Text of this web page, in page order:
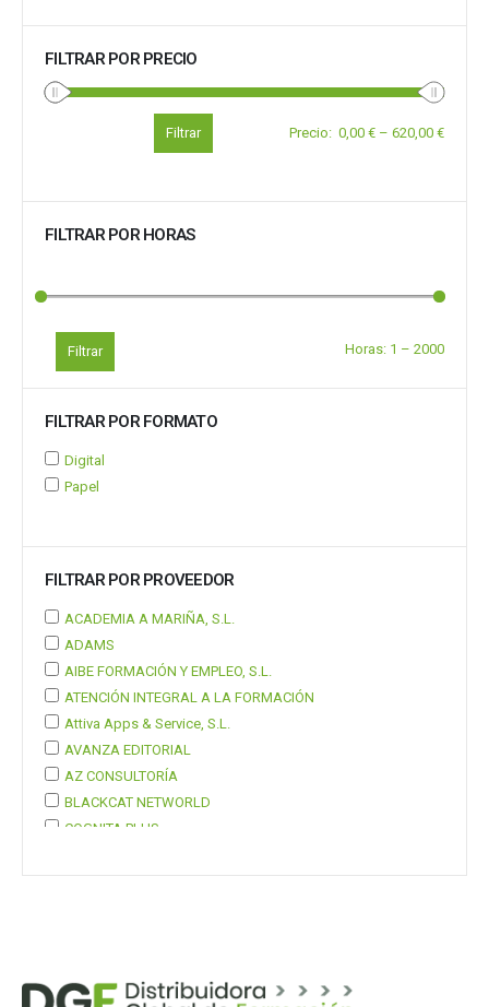
FILTRAR POR PRECIO
Filtrar Precio: 0,00 € – 620,00 €
FILTRAR POR HORAS
Filtrar Horas: 1 – 2000
FILTRAR POR FORMATO
Digital
Papel
FILTRAR POR PROVEEDOR
ACADEMIA A MARIÑA, S.L.
ADAMS
AIBE FORMACIÓN Y EMPLEO, S.L.
ATENCIÓN INTEGRAL A LA FORMACIÓN
Attiva Apps & Service, S.L.
AVANZA EDITORIAL
AZ CONSULTORÍA
BLACKCAT NETWORLD
COGNITA PLUS
Mostrar 37 más